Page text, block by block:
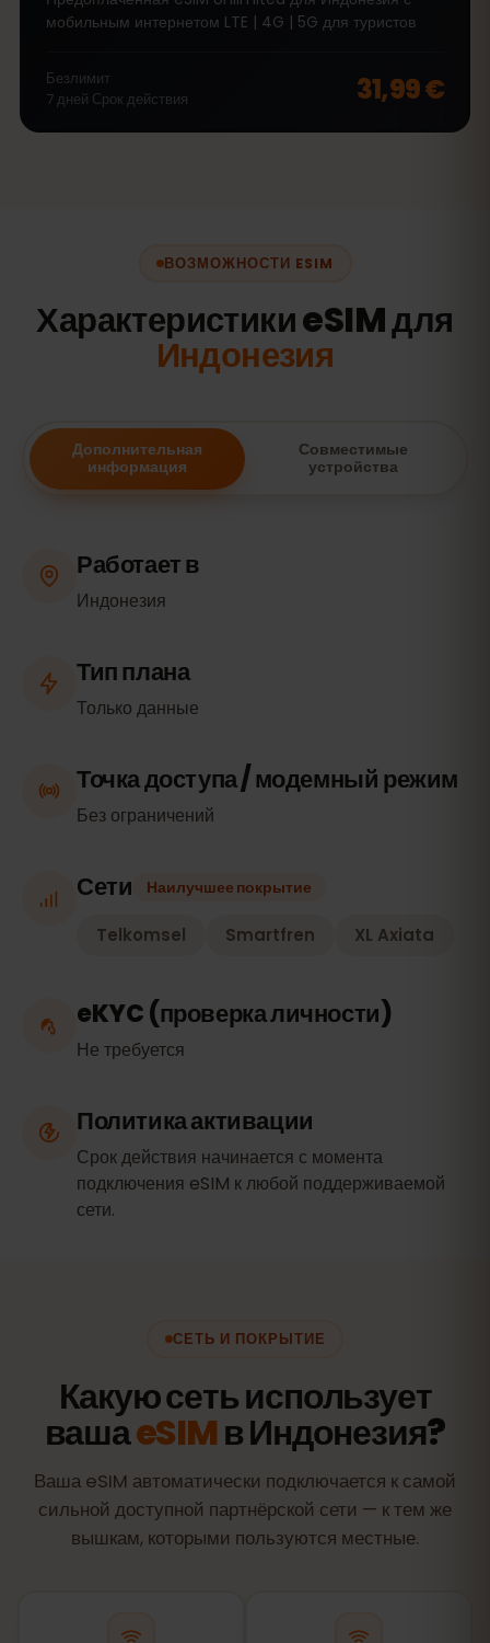
мобильным интернетом LTE | 4G | 5G для туристов
Безлимит
7дней Срок действия 31,99 €
ВОЗМОЖНОСТИ ESIM
Характеристики eSIM для
Индонезия
Дополнительная
информация
Совместимые
устройства
Работает в
Индонезия
Тип плана
Только данные
Точка доступа / модемный режим
Без ограничений
Сети Наилучшее покрытие
Telkomsel Smartfren XL Axiata
eKYC (проверка личности)
Не требуется
Политика активации
Срок действия начинается с момента
подключения eSIM к любой поддерживаемой
сети.
СЕТЬ И ПОКРЫТИЕ
Какую сеть использует
вашаeSIMв Индонезия?
Ваша eSIM автоматически подключается к самой
сильной доступной партнёрской сети — к тем же
вышкам, которыми пользуются местные.